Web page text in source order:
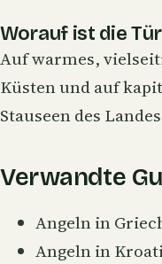
Worauf ist die
Auf warmes,
Küsten und auf
Stauseen des
Verwandte
Angeln in
Angeln in